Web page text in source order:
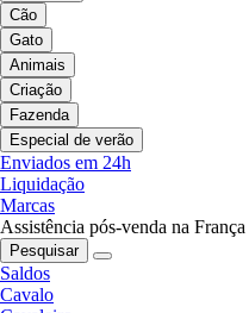
Cão
Gato
Animais
Criação
Fazenda
Especial de verão
Enviados em 24h
Liquidação
Marcas
Assistência pós-venda na França
Pesquisar
Saldos
Cavalo